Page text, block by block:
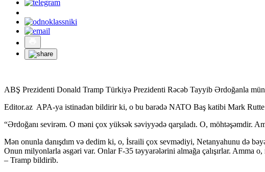
ABŞ Prezidenti Donald Tramp Türkiyə Prezidenti Rəcəb Tayyib Ərdoğanla
Editor.az APA-ya istinadən bildirir ki, o bu barədə NATO Baş katibi Mark
“Ərdoğanı sevirəm. O məni çox yüksək səviyyədə qarşıladı. O, möhtəşəmdir.
Mən onunla danışdım və dedim ki, o, İsraili çox sevmədiyi, Netanyahunu də
Onun milyonlarla əsgəri var. Onlar F-35 təyyarələrini almağa çalışırlar. Amma
– Tramp bildirib.